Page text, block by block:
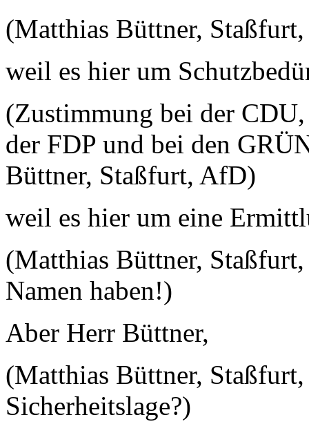
(Matthias Büttner,
weil es hier um
(Zustimmung bei der
der FDP und bei den
Büttner, Staßfurt, AfD)
weil es hier um eine
(Matthias Büttner,
Namen haben!)
Aber Herr Büttner,
(Matthias Büttner,
Sicherheitslage?)